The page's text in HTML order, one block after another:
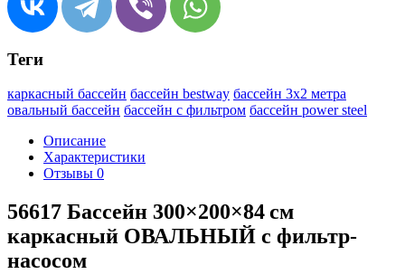
Теги
каркасный бассейн бассейн bestway бассейн 3х2 метра
овальный бассейн бассейн с фильтром бассейн power steel
Описание
Характеристики
Отзывы 0
56617 Бассейн 300×200×84 см
каркасный ОВАЛЬНЫЙ с фильтр-
насосом